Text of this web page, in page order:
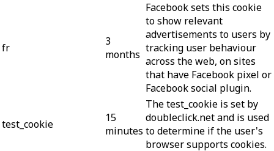
fr
3
months
Facebook sets this cookie
to show relevant
advertisements to users by
tracking user behaviour
across the web, on sites
that have Facebook pixel or
Facebook social plugin.
test_cookie
15
minutes
The test_cookie is set by
doubleclick.net and is used
to determine if the user's
browser supports cookies.